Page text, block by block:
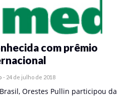
com prêmio
- 24 de julho de 2018
Orestes Pullin participou da